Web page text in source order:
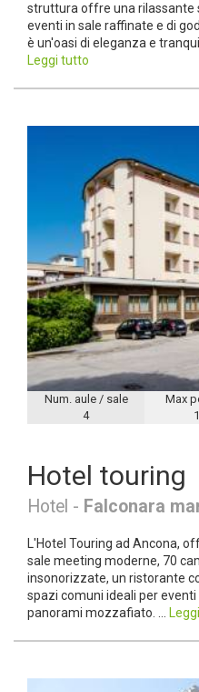
struttura offre una rilassante
eventi in sale raffinate e di
è un'oasi di eleganza e
Leggi tutto
Num. aule / sale
4
Max
Hotel touring
Hotel - Falconara
L'Hotel Touring ad Ancona,
sale meeting moderne, 70
insonorizzate, un ristorante
spazi comuni ideali per
panorami mozzafiato. ...